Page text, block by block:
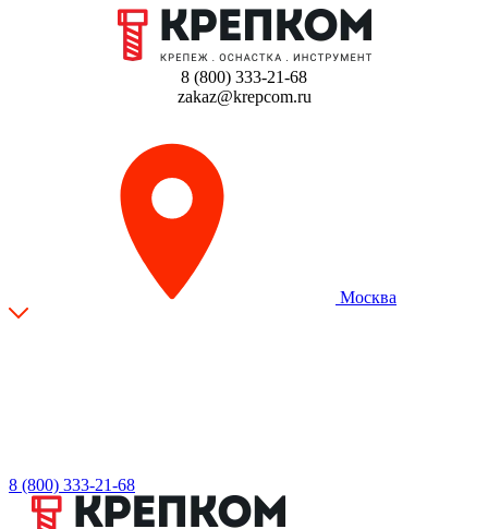
8 (800) 333-21-68
zakaz@krepcom.ru
Москва
8 (800) 333-21-68